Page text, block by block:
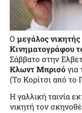
Ο μεγάλος
Κινηματογράφου
Σάββατο στην
Κλωντ Μπρισόγια
(Το Κορίτσι από το
Η γαλλική ταινία
νικητή τον